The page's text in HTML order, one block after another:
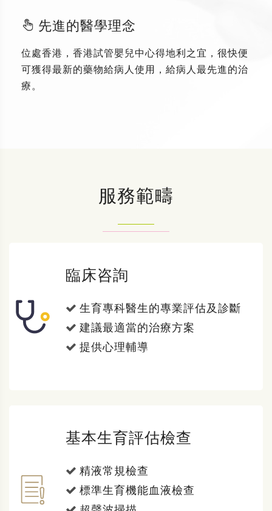
先進的醫學理念
位處香港，香港試管嬰兒中心得地利之宜，很快便
可獲得最新的藥物給病人使用，給病人最先進的治
療。
服務範疇
臨床咨詢
生育專科醫生的專業評估及診斷
建議最適當的治療方案
提供心理輔導
基本生育評估檢查
精液常規檢查
標準生育機能血液檢查